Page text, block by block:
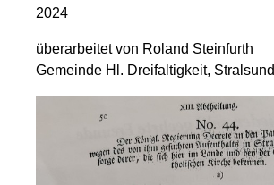
2024
überarbeitet von Roland Steinfurth
Gemeinde Hl. Dreifaltigkeit, Stralsund